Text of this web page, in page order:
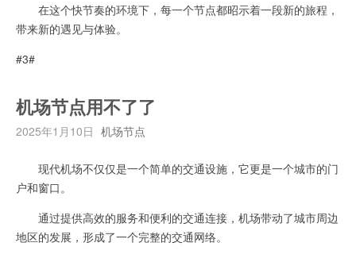
在这个快节奏的环境下，每一个节点都昭示着一段新的旅程，
带来新的遇见与体验。
#3#
机场节点用不了了
2025年1月10日 机场节点
现代机场不仅仅是一个简单的交通设施，它更是一个城市的门
户和窗口。
通过提供高效的服务和便利的交通连接，机场带动了城市周边
地区的发展，形成了一个完整的交通网络。